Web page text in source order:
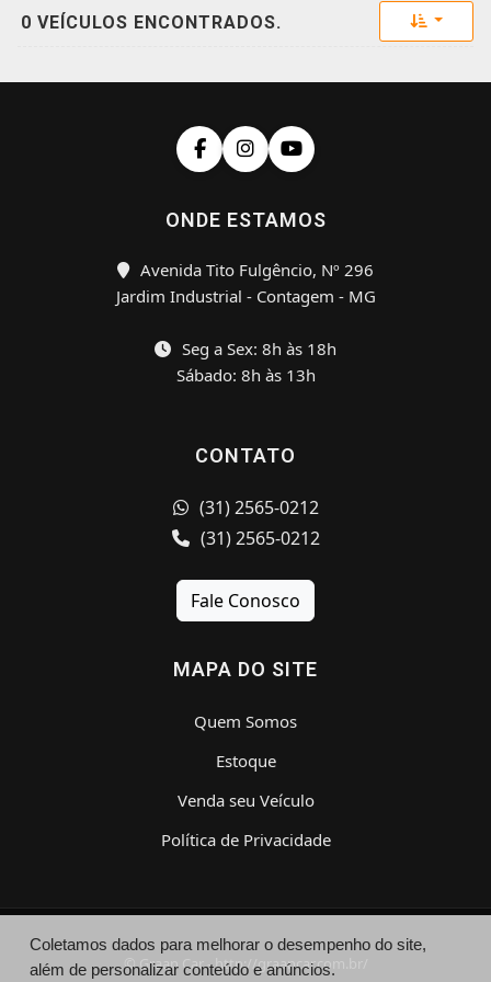
0 VEÍCULOS ENCONTRADOS. Toggle
ONDE ESTAMOS
Avenida Tito Fulgêncio, Nº 296
Jardim Industrial - Contagem - MG
Seg a Sex: 8h às 18h
Sábado: 8h às 13h
CONTATO
(31) 2565-0212
(31) 2565-0212
Fale Conosco
MAPA DO SITE
Quem Somos
Estoque
Venda seu Veículo
Política de Privacidade
© Graan Car - http://graancar.com.br/
Coletamos dados para melhorar o desempenho do site,
além de personalizar conteúdo e anúncios.